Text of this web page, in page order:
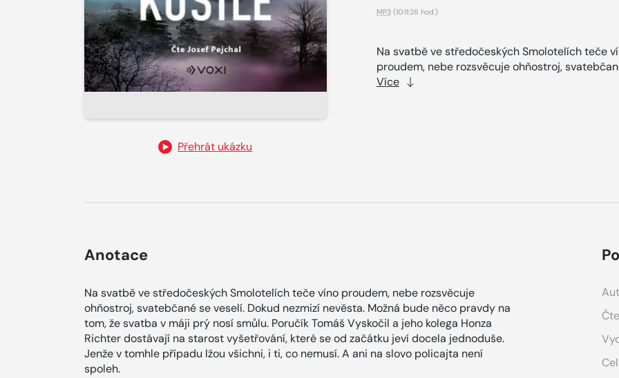
Přehrát ukázku
MP3(10:11:26 hod.)
Na svatbě ve středočeských Smolotelích teče
proudem, nebe rozsvěcuje ohňostroj,
Více
Anotace
Na svatbě ve středočeských Smolotelích teče víno proudem, nebe rozsvěcuje
ohňostroj, svatebčané se veselí. Dokud nezmizí nevěsta. Možná bude něco pravdy na
tom, že svatba v máji prý nosí smůlu. Poručík Tomáš Vyskočil a jeho kolega Honza
Richter dostávají na starost vyšetřování, které se od začátku jeví docela jednoduše.
Jenže v tomhle případu lžou všichni, i ti, co nemusí. A ani na slovo policajta není
spoleh.